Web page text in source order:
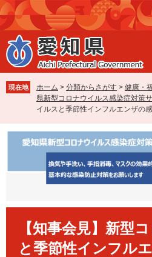
ペ
ー
ジ
の
先
で
す
メ
ニ
ュ
ー
を
ば
し
文
現在地 ホーム > 分類からさがす > 健康・
県新型コロナウイルス感染症対策
イルスと季節性インフルエンザの
【知事会見】新型
と季節性インフル